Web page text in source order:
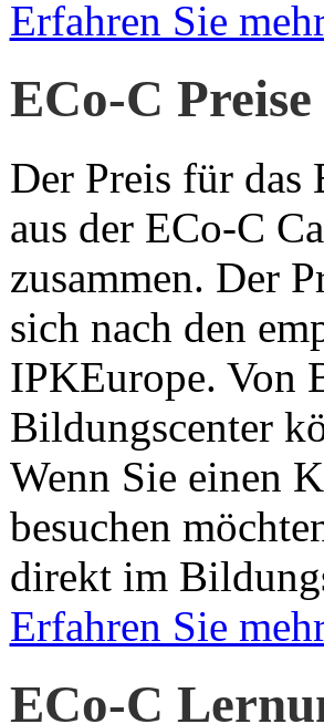
Erfahren Sie
ECo-C Preise
Der Preis für
aus der ECo-C
zusammen. Der
sich nach den
IPKEurope. Von
Bildungscenter
Wenn Sie einen
besuchen
direkt im
Erfahren Sie
ECo-C